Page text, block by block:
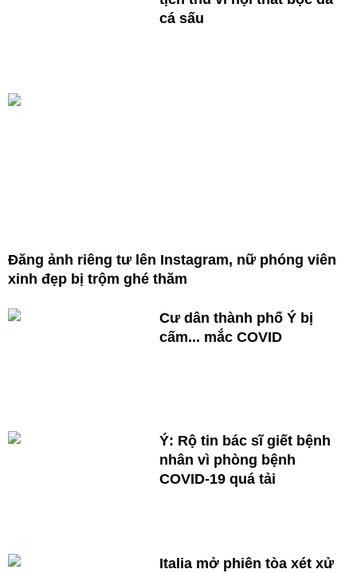
cá sấu
Đăng ảnh riêng tư lên Instagram, nữ phóng viên
xinh đẹp bị trộm ghé thăm
Cư dân thành phố Ý bị
cấm... mắc COVID
Ý: Rộ tin bác sĩ giết bệnh
nhân vì phòng bệnh
COVID-19 quá tải
Italia mở phiên tòa xét xử